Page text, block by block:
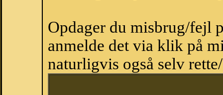
Opdager du misbrug/fejl
anmelde det via klik på
naturligvis også selv